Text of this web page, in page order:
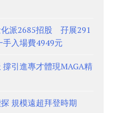
化派2685招股 孖展291
入場費4949元
引進專才體現MAGA精
規模遠超拜登時期